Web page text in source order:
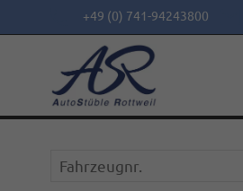
+49 (0) 741-94243800
Fahrzeugnr.